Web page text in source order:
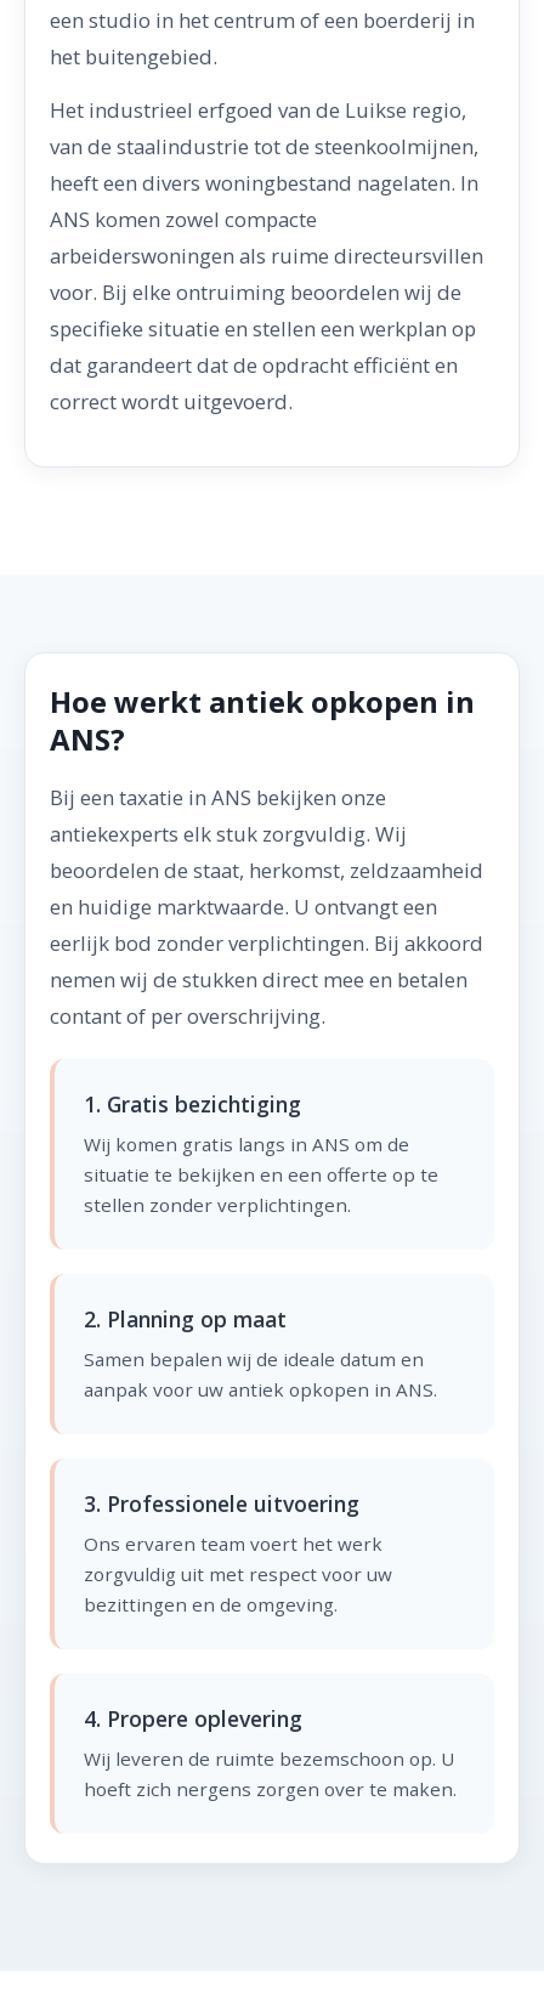
een studio in het centrum of een boerderij in
het buitengebied.
Het industrieel erfgoed van de Luikse regio,
van de staalindustrie tot de steenkoolmijnen,
heeft een divers woningbestand nagelaten. In
ANS komen zowel compacte
arbeiderswoningen als ruime directeursvillen
voor. Bij elke ontruiming beoordelen wij de
specifieke situatie en stellen een werkplan op
dat garandeert dat de opdracht efficiënt en
correct wordt uitgevoerd.
Hoe werkt antiek opkopen in
ANS?
Bij een taxatie in ANS bekijken onze
antiekexperts elk stuk zorgvuldig. Wij
beoordelen de staat, herkomst, zeldzaamheid
en huidige marktwaarde. U ontvangt een
eerlijk bod zonder verplichtingen. Bij akkoord
nemen wij de stukken direct mee en betalen
contant of per overschrijving.
1. Gratis bezichtiging
Wij komen gratis langs in ANS om de
situatie te bekijken en een offerte op te
stellen zonder verplichtingen.
2. Planning op maat
Samen bepalen wij de ideale datum en
aanpak voor uw antiek opkopen in ANS.
3. Professionele uitvoering
Ons ervaren team voert het werk
zorgvuldig uit met respect voor uw
bezittingen en de omgeving.
4. Propere oplevering
Wij leveren de ruimte bezemschoon op. U
hoeft zich nergens zorgen over te maken.